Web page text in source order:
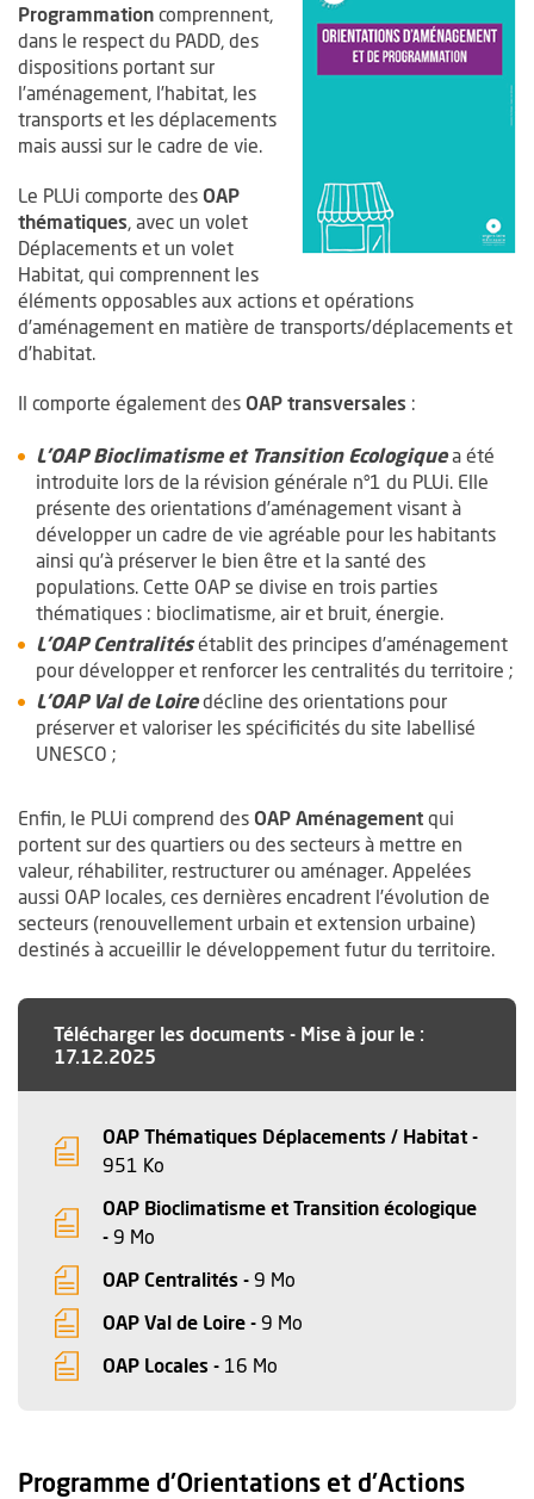
Programmation comprennent,
dans le respect du PADD, des
dispositions portant sur
l’aménagement, l’habitat, les
transports et les déplacements
mais aussi sur le cadre de vie.
Le PLUi comporte des OAP
thématiques, avec un volet
Déplacements et un volet
Habitat, qui comprennent les
éléments opposables aux actions et opérations
d’aménagement en matière de transports/déplacements et
d’habitat.
Il comporte également des OAP transversales :
L’OAP Bioclimatisme et Transition Ecologiquea été
introduite lors de la révision générale n°1 du PLUi. Elle
présente des orientations d’aménagement visant à
développer un cadre de vie agréable pour les habitants
ainsi qu’à préserver le bien être et la santé des
populations. Cette OAP se divise en trois parties
thématiques : bioclimatisme, air et bruit, énergie.
L’OAP Centralitésétablit des principes d’aménagement
pour développer et renforcer les centralités du territoire ;
L’OAP Val de Loiredécline des orientations pour
préserver et valoriser les spécificités du site labellisé
UNESCO ;
Enfin, le PLUi comprend des OAP Aménagement qui
portent sur des quartiers ou des secteurs à mettre en
valeur, réhabiliter, restructurer ou aménager. Appelées
aussi OAP locales, ces dernières encadrent l’évolution de
secteurs (renouvellement urbain et extension urbaine)
destinés à accueillir le développement futur du territoire.
Télécharger les documents - Mise à jour le :
17.12.2025
OAP Thématiques Déplacements / Habitat -
951 Ko
OAP Bioclimatisme et Transition écologique
- 9 Mo
OAP Centralités - 9 Mo
OAP Val de Loire - 9 Mo
OAP Locales - 16 Mo
Programme d'Orientations et d'Actions